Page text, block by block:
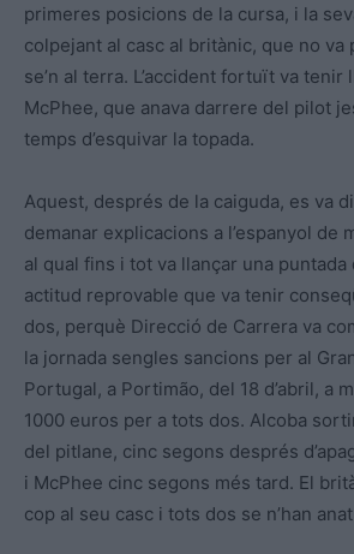
primeres posicions de la cursa, i la
colpejant al casc al britànic, que no va
se’n al terra. L’accident fortuït va tenir
McPhee, que anava darrere del pilot
temps d’esquivar la topada.
Aquest, després de la caiguda, es va
demanar explicacions a l’espanyol de
al qual fins i tot va llançar una puntada
actitud reprovable que va tenir
dos, perquè Direcció de Carrera va
la jornada sengles sancions per al
Portugal, a Portimão, del 18 d’abril, a
1000 euros per a tots dos. Alcoba
del pitlane, cinc segons després
i McPhee cinc segons més tard. El
cop al seu casc i tots dos se n’han